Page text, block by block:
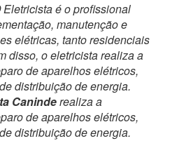
Eletricista é o profissional
manutenção e
elétricas, tanto residenciais
disso, o eletricista realiza a
de aparelhos elétricos,
distribuição de energia.
Caninderealiza a
de aparelhos elétricos,
distribuição de energia.